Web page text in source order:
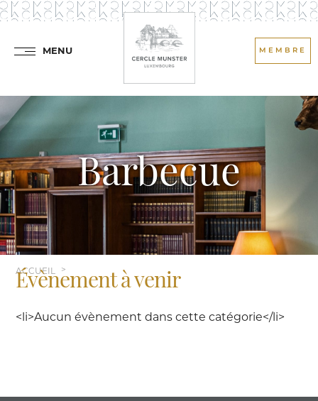
MENU MEMBRE
Barbecue
ACCUEIL
Évènement à venir
<li>Aucun évènement dans cette catégorie</li>